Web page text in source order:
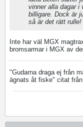
vinner alla dagar i
billigare. Dock är
så är det rätt rulle!
Inte har väl MGX
bromsarmar i MGX av
"Gudarna draga ej från
ägnats åt fiske" citat